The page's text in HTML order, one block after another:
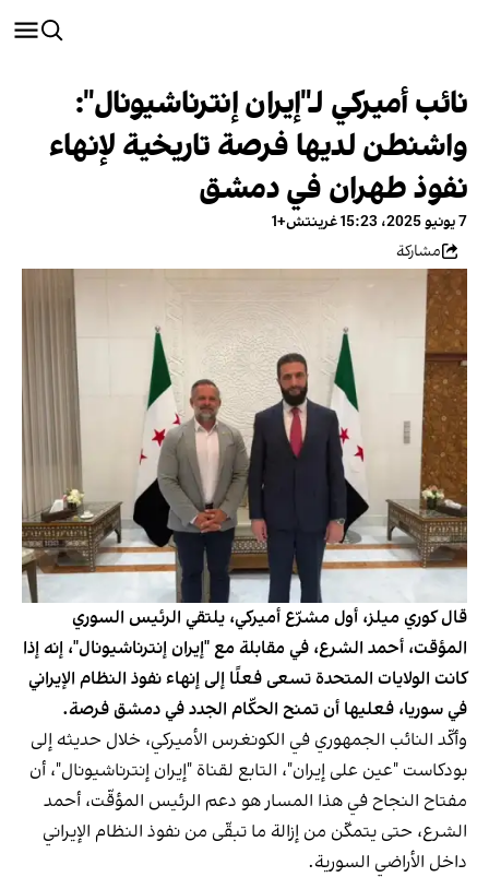
نائب أميركي لـ"إيران إنترناشيونال":
واشنطن لديها فرصة تاريخية لإنهاء
نفوذ طهران في دمشق
7 يونيو 2025، 15:23 غرينتش+1
مشاركة
قال كوري ميلز، أول مشرّع أميركي، يلتقي الرئيس السوري
المؤقت، أحمد الشرع، في مقابلة مع "إيران إنترناشيونال"، إنه إذا
كانت الولايات المتحدة تسعى فعلًا إلى إنهاء نفوذ النظام الإيراني
في سوريا، فعليها أن تمنح الحكّام الجدد في دمشق فرصة.
وأكّد النائب الجمهوري في الكونغرس الأميركي، خلال حديثه إلى
بودكاست "عين على إيران"، التابع لقناة "إيران إنترناشيونال"، أن
مفتاح النجاح في هذا المسار هو دعم الرئيس المؤقّت، أحمد
الشرع، حتى يتمكّن من إزالة ما تبقّى من نفوذ النظام الإيراني
داخل الأراضي السورية.